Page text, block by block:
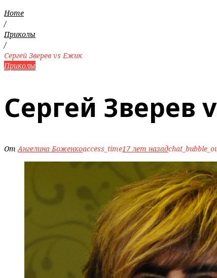
Home
/
Приколы
/
Сергей Зверев vs Ежик
Приколы
Сергей Зверев
ОтАнгелина Боженкоaccess_time17 лет назад